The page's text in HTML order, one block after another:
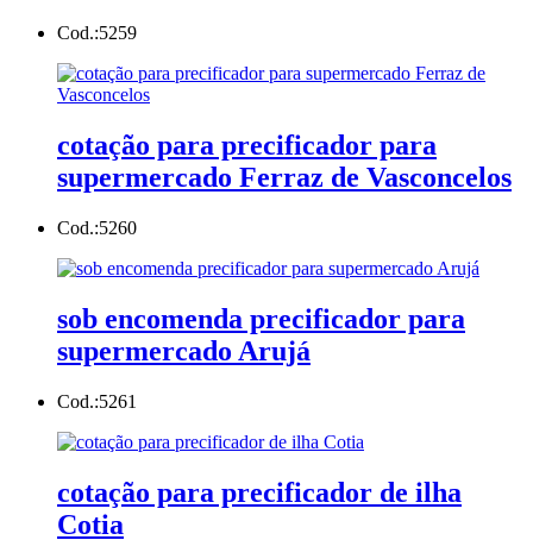
Cod.:5259
cotação para precificador para
supermercado Ferraz de Vasconcelos
Cod.:5260
sob encomenda precificador para
supermercado Arujá
Cod.:5261
cotação para precificador de ilha
Cotia